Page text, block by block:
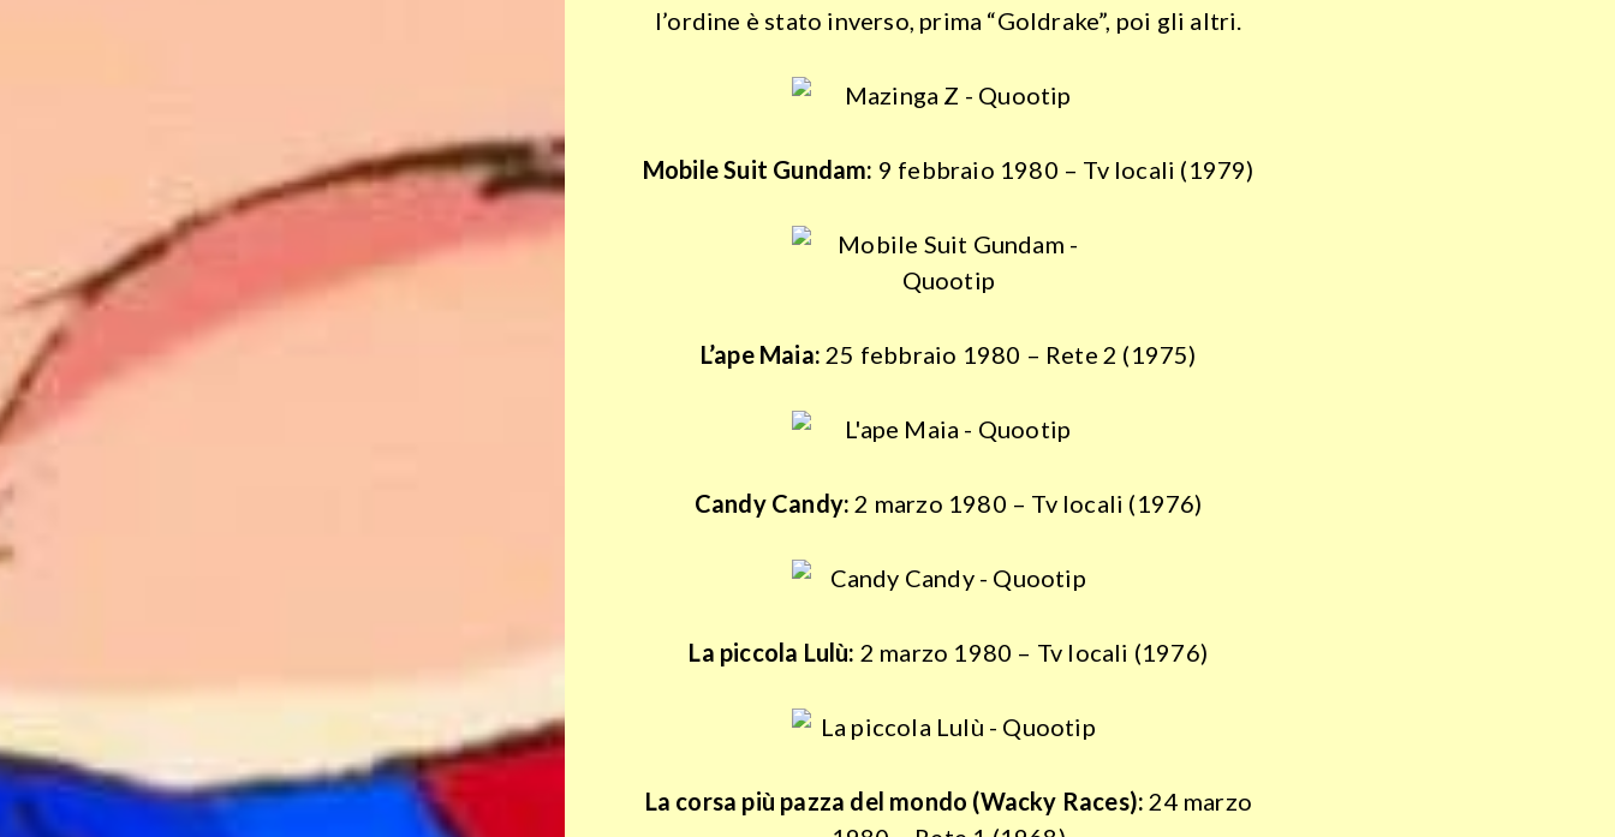
Che
differenza
Viaggi
Tecnologia
Relazioni
Privacy
l’ordine è stato inverso, prima “Goldrake”, poi gli altri.
Mobile Suit Gundam: 9 febbraio 1980 – Tv locali (1979)
L’ape Maia: 25 febbraio 1980 – Rete 2 (1975)
Candy Candy: 2 marzo 1980 – Tv locali (1976)
La piccola Lulù: 2 marzo 1980 – Tv locali (1976)
La corsa più pazza del mondo (Wacky Races): 24 marzo